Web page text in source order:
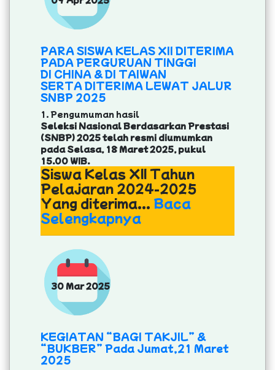
PARA SISWA KELAS XII DITERIMA
PADA PERGURUAN TINGGI
DI CHINA & DI TAIWAN
SERTA DITERIMA LEWAT JALUR
SNBP 2025
1. Pengumuman hasil
Seleksi Nasional Berdasarkan Prestasi
(SNBP) 2025 telah resmi diumumkan
pada Selasa, 18 Maret 2025, pukul
15.00 WIB.
Siswa Kelas XII Tahun
Pelajaran 2024-2025
Yang diterima... Baca
Selengkapnya
30 Mar 2025
KEGIATAN “BAGI TAKJIL” &
“BUKBER” Pada Jumat,21 Maret
2025